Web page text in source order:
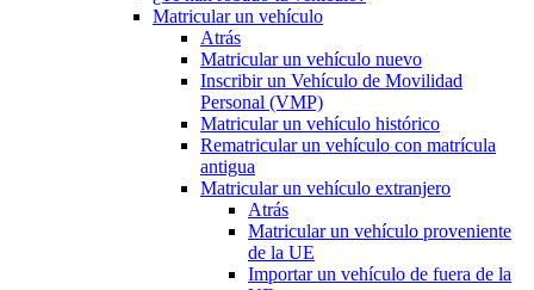
Matricular un vehículo
Atrás
Matricular un vehículo nuevo
Inscribir un Vehículo de Movilidad
Personal (VMP)
Matricular un vehículo histórico
Rematricular un vehículo con matrícula
antigua
Matricular un vehículo extranjero
Atrás
Matricular un vehículo proveniente
de la UE
Importar un vehículo de fuera de la